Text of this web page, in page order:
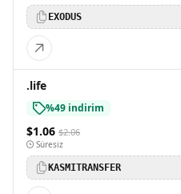
EXODUS
.life
%49 indirim
$1.06 $2.06
Süresiz
KASMITRANSFER